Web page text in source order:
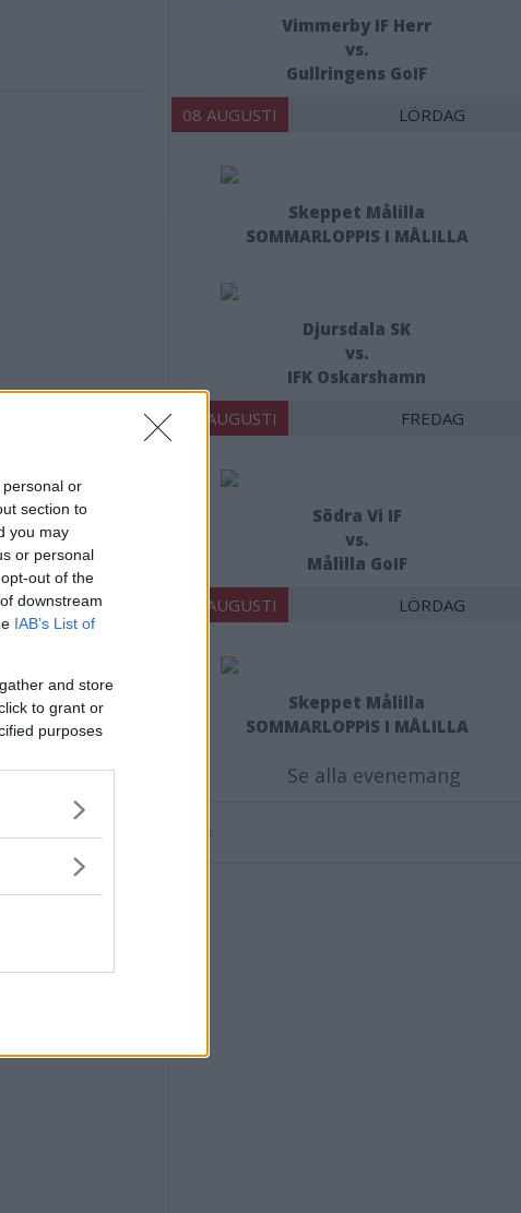
or
section to
you may
or personal
out of the
downstream
IAB’s List of
and store
to grant or
purposes
Vimmerby IF Herr
vs.
Gullringens GoIF
08 AUGUSTI LÖRDAG
Skeppet Målilla
SOMMARLOPPIS I MÅLILLA
Djursdala SK
vs.
IFK Oskarshamn
14 AUGUSTI FREDAG
Södra Vi IF
vs.
Målilla GoIF
15 AUGUSTI LÖRDAG
Skeppet Målilla
SOMMARLOPPIS I MÅLILLA
Se alla evenemang
Annons: